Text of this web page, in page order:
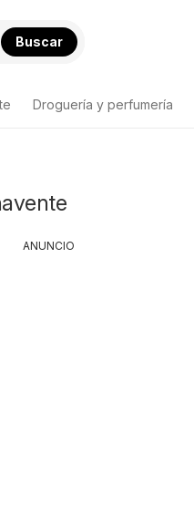
Buscar
Droguería y perfumería
ANUNCIO